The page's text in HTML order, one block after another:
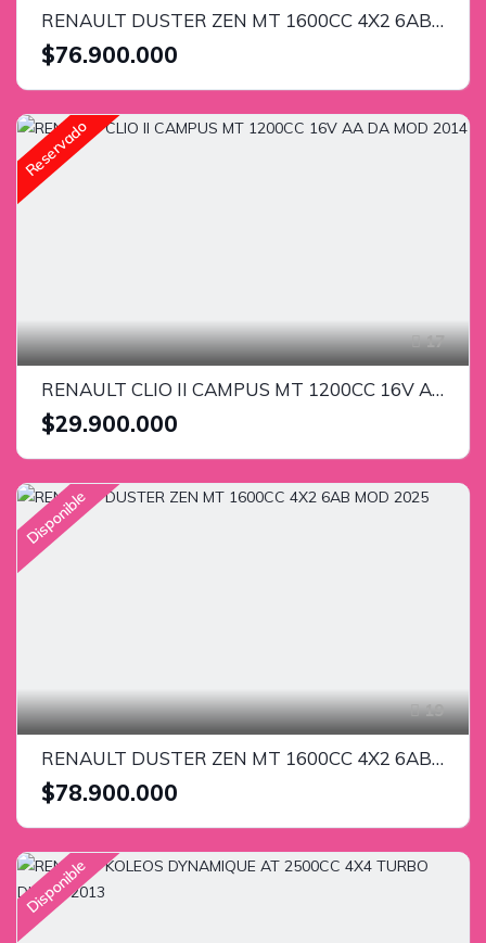
RENAULT DUSTER ZEN MT 1600CC 4X2 6AB MOD 2024
$76.900.000
Reservado
17
RENAULT CLIO II CAMPUS MT 1200CC 16V AA DA MOD 2014
$29.900.000
Disponible
19
RENAULT DUSTER ZEN MT 1600CC 4X2 6AB MOD 2025
$78.900.000
Disponible